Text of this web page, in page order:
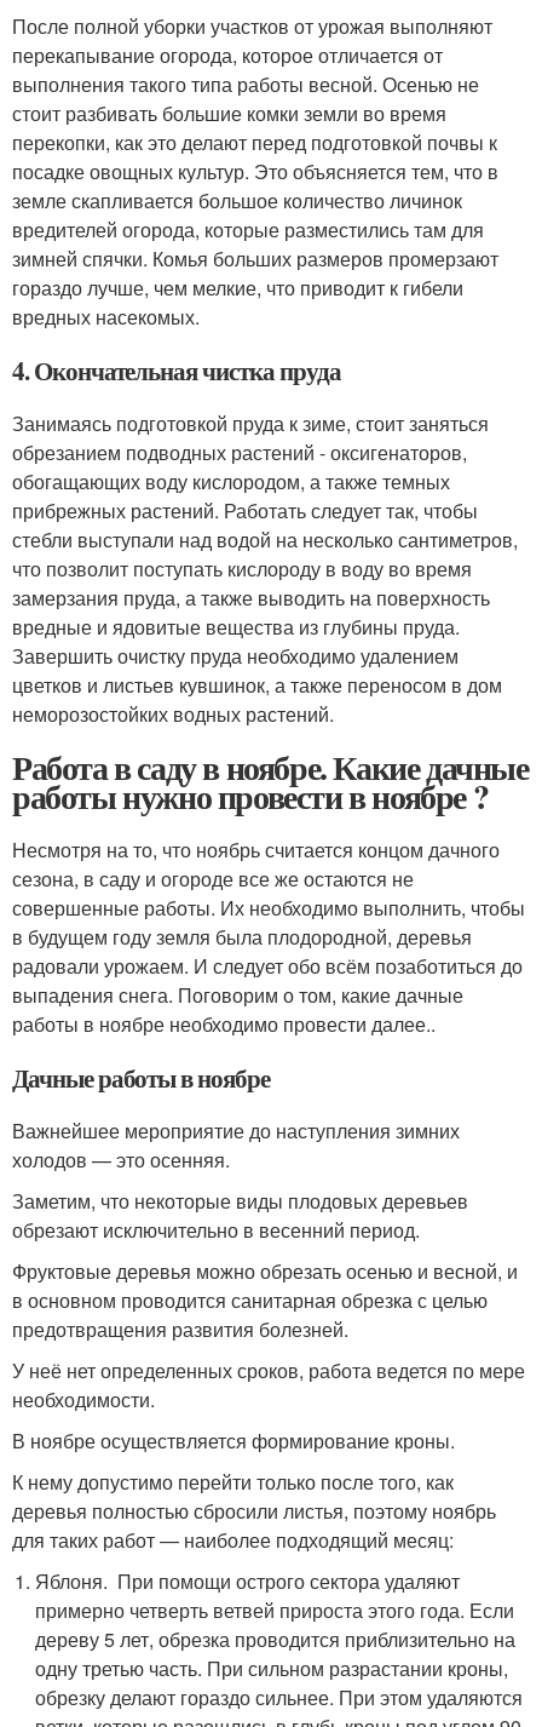
После полной уборки участков от урожая выполняют
перекапывание огорода, которое отличается от
выполнения такого типа работы весной. Осенью не
стоит разбивать большие комки земли во время
перекопки, как это делают перед подготовкой почвы к
посадке овощных культур. Это объясняется тем, что в
земле скапливается большое количество личинок
вредителей огорода, которые разместились там для
зимней спячки. Комья больших размеров промерзают
гораздо лучше, чем мелкие, что приводит к гибели
вредных насекомых.
4. Окончательная чистка пруда
Занимаясь подготовкой пруда к зиме, стоит заняться
обрезанием подводных растений - оксигенаторов,
обогащающих воду кислородом, а также темных
прибрежных растений. Работать следует так, чтобы
стебли выступали над водой на несколько сантиметров,
что позволит поступать кислороду в воду во время
замерзания пруда, а также выводить на поверхность
вредные и ядовитые вещества из глубины пруда.
Завершить очистку пруда необходимо удалением
цветков и листьев кувшинок, а также переносом в дом
неморозостойких водных растений.
Работа в саду в ноябре. Какие дачные
работы нужно провести в ноябре ?
Несмотря на то, что ноябрь считается концом дачного
сезона, в саду и огороде все же остаются не
совершенные работы. Их необходимо выполнить, чтобы
в будущем году земля была плодородной, деревья
радовали урожаем. И следует обо всём позаботиться до
выпадения снега. Поговорим о том, какие дачные
работы в ноябре необходимо провести далее..
Дачные работы в ноябре
Важнейшее мероприятие до наступления зимних
холодов — это осенняя.
Заметим, что некоторые виды плодовых деревьев
обрезают исключительно в весенний период.
Фруктовые деревья можно обрезать осенью и весной, и
в основном проводится санитарная обрезка с целью
предотвращения развития болезней.
У неё нет определенных сроков, работа ведется по мере
необходимости.
В ноябре осуществляется формирование кроны.
К нему допустимо перейти только после того, как
деревья полностью сбросили листья, поэтому ноябрь
для таких работ — наиболее подходящий месяц:
Яблоня. При помощи острого сектора удаляют
примерно четверть ветвей прироста этого года. Если
дереву 5 лет, обрезка проводится приблизительно на
одну третью часть. При сильном разрастании кроны,
обрезку делают гораздо сильнее. При этом удаляются